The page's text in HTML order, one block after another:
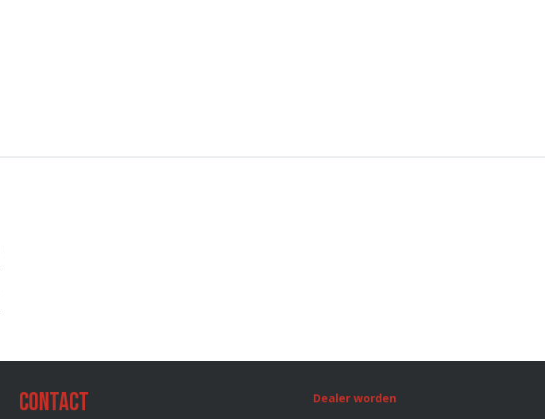
Contact Dealer worden